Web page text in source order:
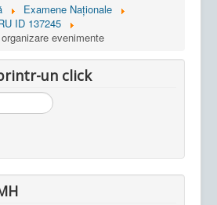
Examene Naționale
ID 137245
evenimente
un click